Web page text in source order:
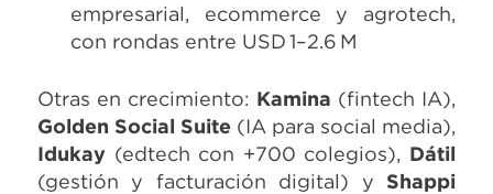
empresarial, ecommerce y agrotech,
con rondas entre USD 1–2.6 M
Otras en crecimiento: Kamina (fintech IA),
Golden Social Suite (IA para social media),
Idukay (edtech con +700 colegios), Dátil
(gestión y facturación digital) y Shappi